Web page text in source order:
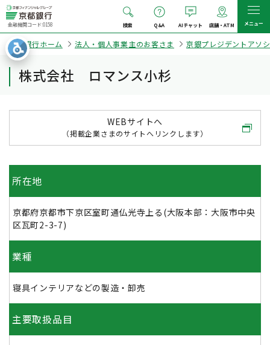
金融機関コード:0158 検索 Q&A AIチャット 店舗・ATM メニュー
京都銀行ホーム 法人・個人事業主のお客さま 京銀プレジデントアソ
株式会社 ロマンス小杉
WEBサイトへ
（掲載企業さまのサイトへリンクします）
所在地
京都府京都市下京区室町通仏光寺上る(大阪本部：大阪市中央
区瓦町2-3-7)
業種
寝具インテリアなどの製造・卸売
主要取扱品目